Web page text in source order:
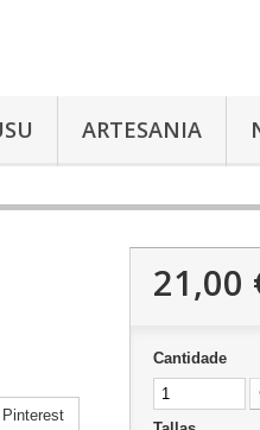
ARTESANIA
Pinterest
21,00
Cantidade